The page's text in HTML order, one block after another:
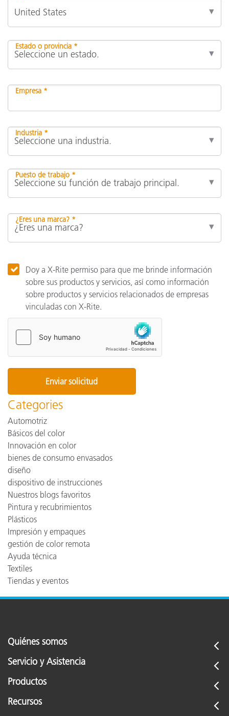
Estado o provincia *
Empresa *
Industria *
Puesto de trabajo *
¿Eres una marca? *
Doy a X-Rite permiso para que me brinde información
sobre sus productos y servicios, así como información
sobre productos y servicios relacionados de empresas
vinculadas con X-Rite.
Categories
Automotriz
Básicos del color
Innovación en color
bienes de consumo envasados
diseño
dispositivo de instrucciones
Nuestros blogs favoritos
Pintura y recubrimientos
Plásticos
Impresión y empaques
gestión de color remota
Ayuda técnica
Textiles
Tiendas y eventos
Quiénes somos
Servicio y Asistencia
Productos
Recursos